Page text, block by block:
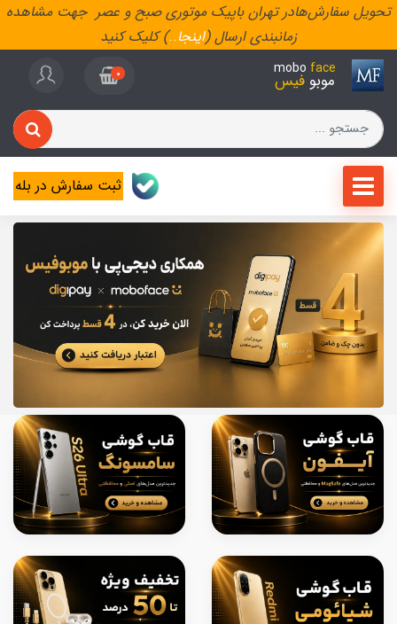
تحویل سفارش‌هادر تهران باپیک موتوری صبح و عصر جهت مشاهده
زمانبندی ارسال (اینجا..) کلیک کنید
mobo face
موبو فیس 0
ثبت سفارش در بله